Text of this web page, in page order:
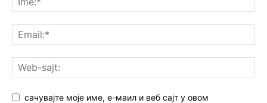
сачувајте моје име, е-маил и веб сајт у овом